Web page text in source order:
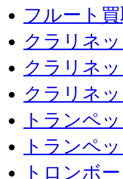
フルート
クラリネ
クラリネ
クラリネ
トランペ
トランペ
トロンボ